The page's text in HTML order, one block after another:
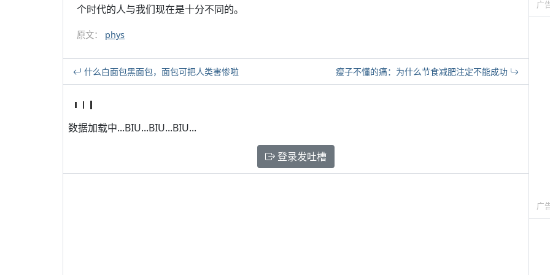
个时代的人与我们现在是十分不同的。
原文： phys
什么白面包黑面包，面包可把人类害惨啦 瘦子不懂的痛：为什么节食减肥注定不能成功
数据加载中...BIU...BIU...BIU...
登录发吐槽
广
广